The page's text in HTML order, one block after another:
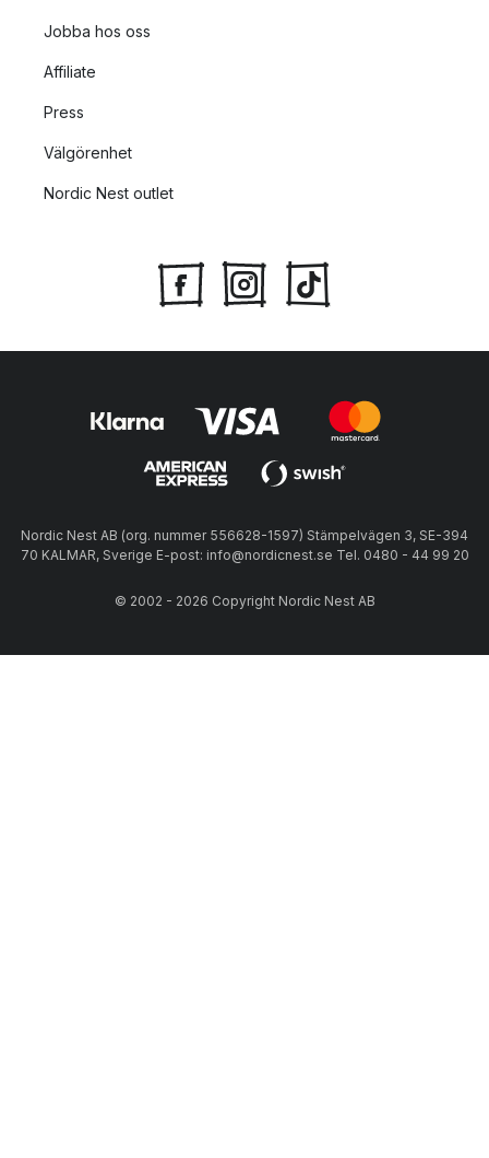
Jobba hos oss
Affiliate
Press
Välgörenhet
Nordic Nest outlet
Nordic Nest AB (org. nummer 556628-1597) Stämpelvägen 3, SE-394
70 KALMAR, Sverige E-post: info@nordicnest.se Tel. 0480 - 44 99 20
© 2002 - 2026 Copyright Nordic Nest AB